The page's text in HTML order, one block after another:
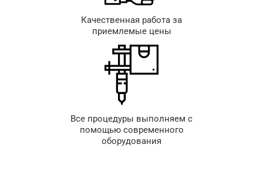
Качественная работа за
приемлемые цены
Все процедуры выполняем с
помощью современного
оборудования